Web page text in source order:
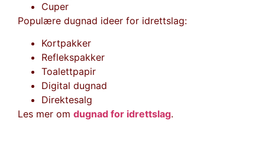
Cuper
Populære dugnad ideer for idrettslag:
Kortpakker
Reflekspakker
Toalettpapir
Digital dugnad
Direktesalg
Les mer om dugnad for idrettslag.